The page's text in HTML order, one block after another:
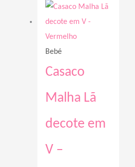
Bebé
Casaco
Malha Lã
decote em
V –
range: